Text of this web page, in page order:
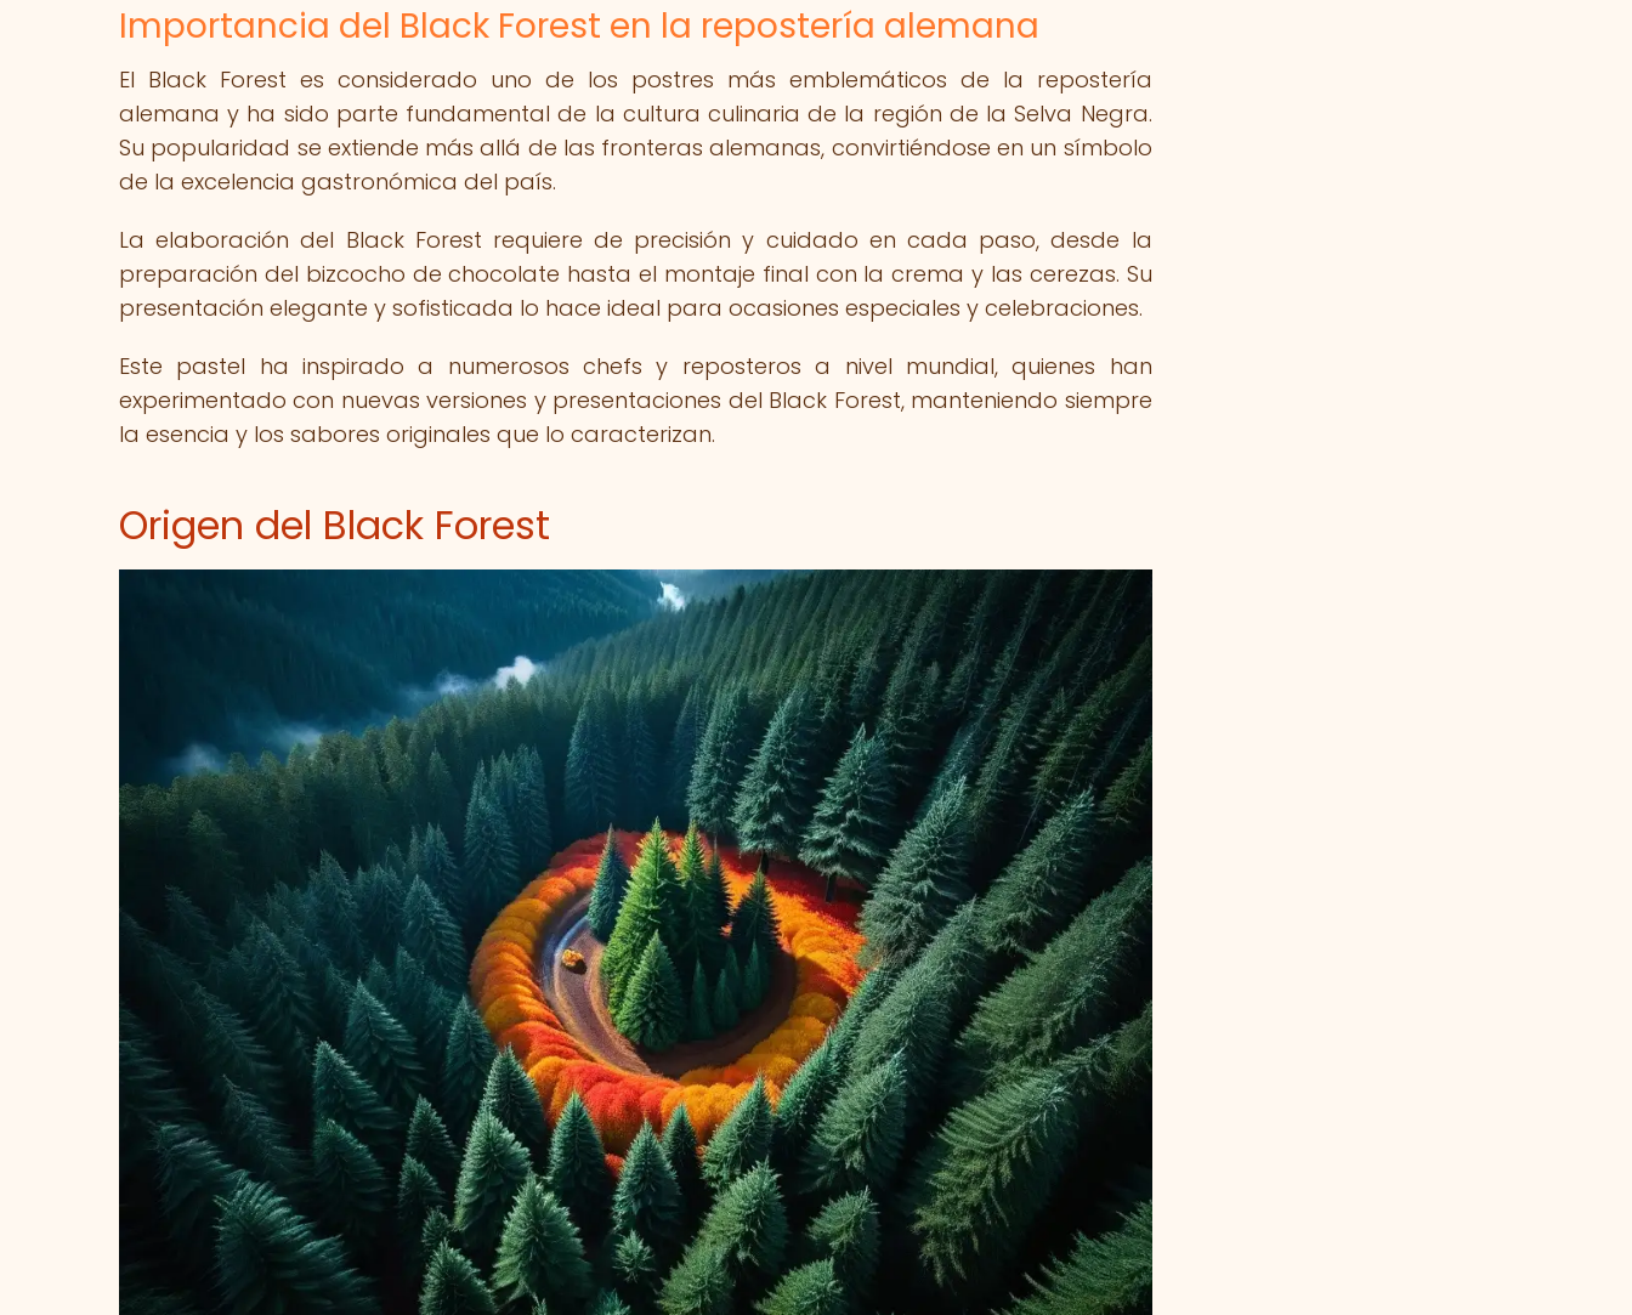
Importancia del Black Forest en la repostería alemana
El Black Forest es considerado uno de los postres más emblemáticos de la repostería
alemana y ha sido parte fundamental de la cultura culinaria de la región de la Selva Negra.
Su popularidad se extiende más allá de las fronteras alemanas, convirtiéndose en un símbolo
de la excelencia gastronómica del país.
La elaboración del Black Forest requiere de precisión y cuidado en cada paso, desde la
preparación del bizcocho de chocolate hasta el montaje final con la crema y las cerezas. Su
presentación elegante y sofisticada lo hace ideal para ocasiones especiales y celebraciones.
Este pastel ha inspirado a numerosos chefs y reposteros a nivel mundial, quienes han
experimentado con nuevas versiones y presentaciones del Black Forest, manteniendo siempre
la esencia y los sabores originales que lo caracterizan.
Origen del Black Forest